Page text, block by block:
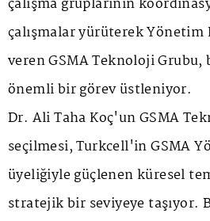
çalışma gruplarının
çalışmalar yürüterek
veren GSMA Teknoloji
önemli bir görev üstleniyor.
Dr. Ali Taha Koç'un GSMA
seçilmesi, Turkcell'in GSMA
üyeliğiyle güçlenen küresel
stratejik bir seviyeye taşıyor.